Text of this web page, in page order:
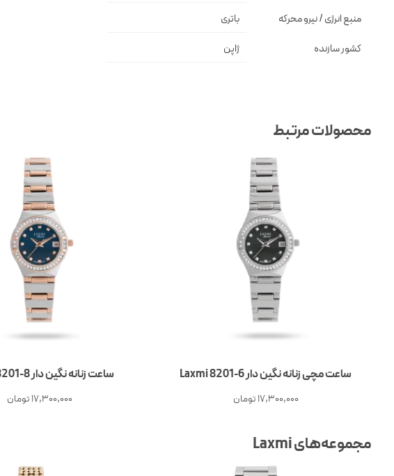
منبع انرژی / نیرو محرکه باتری
کشور سازنده ژاپن
محصولات مرتبط
ساعت مچی زنانه نگین دار Laxmi 8201-6
17,300,000تومان
ساعت زنانه نگین دار Laxmi 8201-8
17,300,000تومان
مجموعه‌های Laxmi